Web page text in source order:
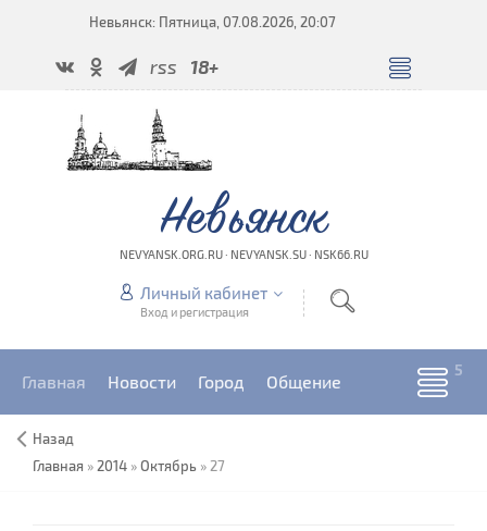
Невьянск: Пятница, 07.08.2026, 20:07
rss 18+
Невьянск
NEVYANSK.ORG.RU · NEVYANSK.SU · NSK66.RU
Личный кабинет
Вход и регистрация
Главная Новости Город Общение
Назад
Главная » 2014 »Октябрь » 27